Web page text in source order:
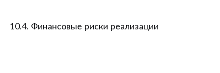
10.4. Финансовые риски реализации